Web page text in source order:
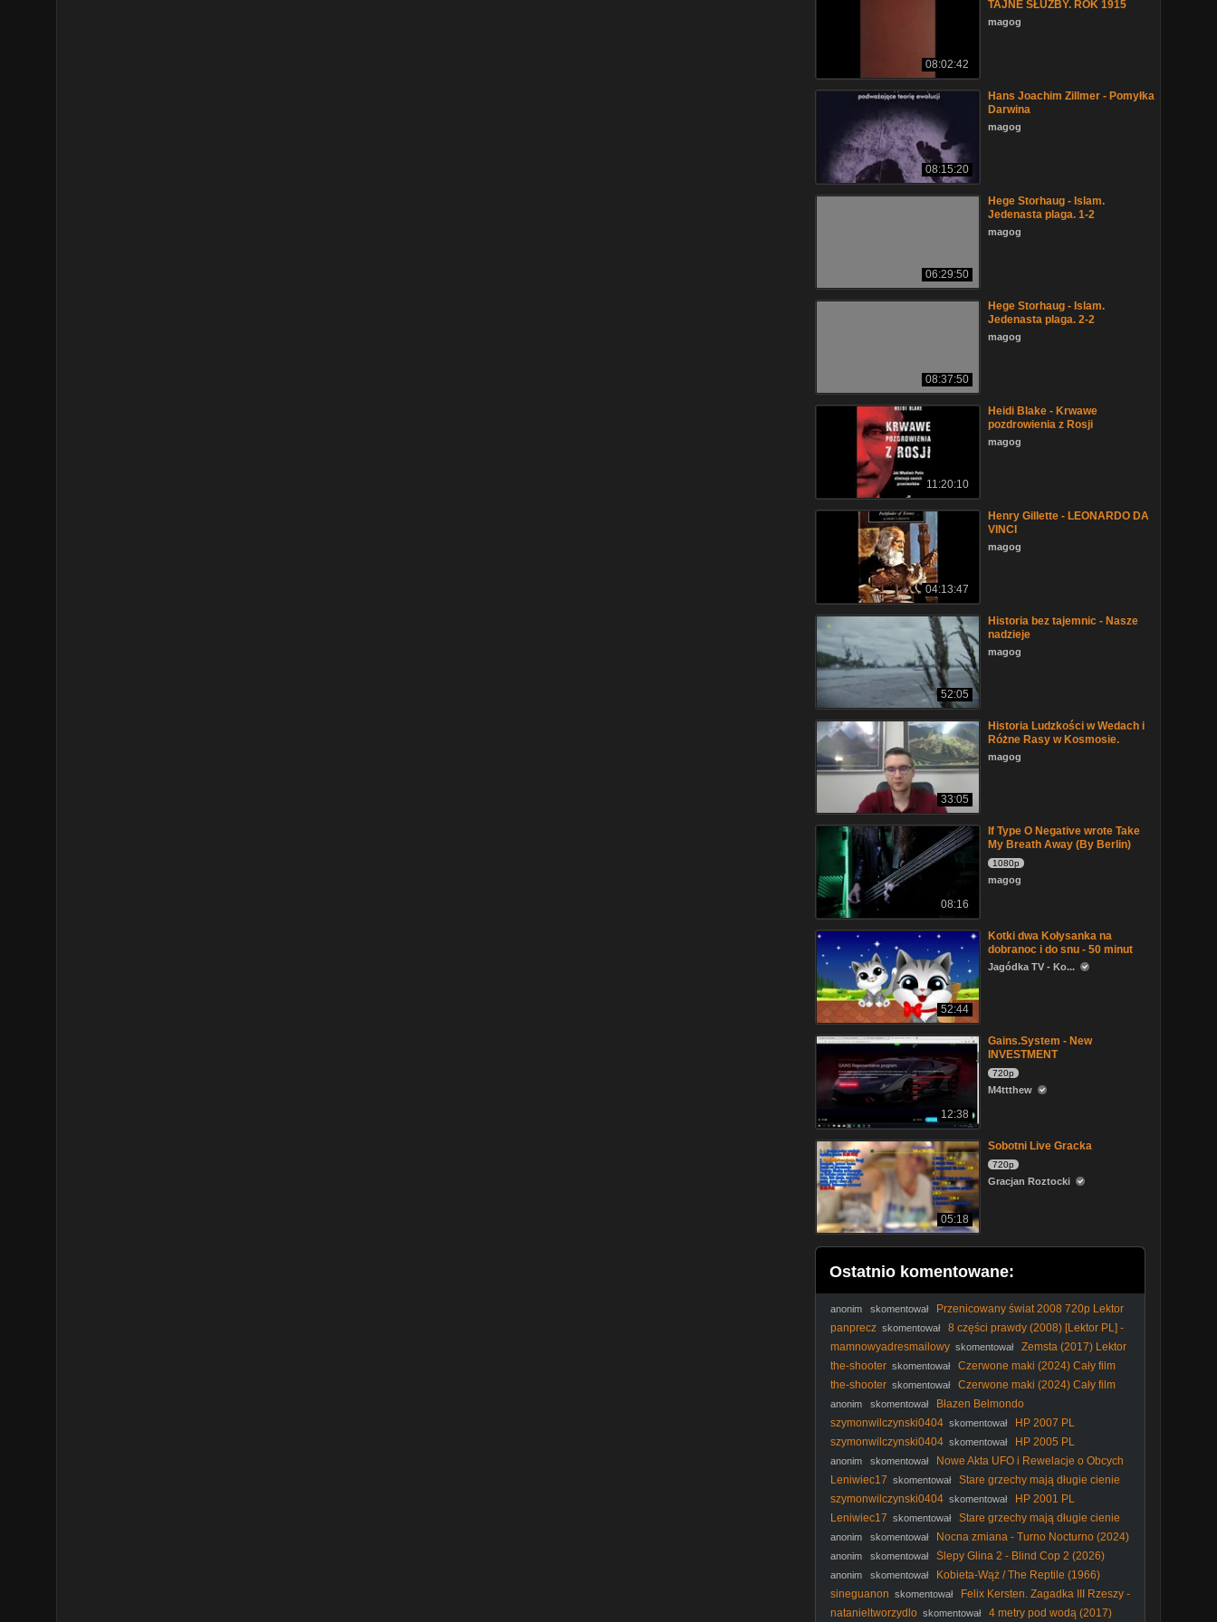
08:02:42
TAJNE SŁUŻBY. ROK 1915
magog
08:15:20
Hans Joachim Zillmer - Pomyłka
Darwina
magog
06:29:50
Hege Storhaug - Islam.
Jedenasta plaga. 1-2
magog
08:37:50
Hege Storhaug - Islam.
Jedenasta plaga. 2-2
magog
11:20:10
Heidi Blake - Krwawe
pozdrowienia z Rosji
magog
04:13:47
Henry Gillette - LEONARDO DA
VINCI
magog
52:05
Historia bez tajemnic - Nasze
nadzieje
magog
33:05
Historia Ludzkości w Wedach i
Różne Rasy w Kosmosie.
magog
08:16
If Type O Negative wrote Take
My Breath Away (By Berlin)
1080p
magog
52:44
Kotki dwa Kołysanka na
dobranoc i do snu - 50 minut
Jagódka TV - Ko...
12:38
Gains.System - New
INVESTMENT
720p
M4ttthew
05:18
Sobotni Live Gracka
720p
Gracjan Roztocki
Ostatnio komentowane:
anonim skomentował
Przenicowany świat 2008 720p Lektor
PL
panprecz skomentował
8 części prawdy (2008) [Lektor PL] -
Vantage Point
mamnowyadresmailowy skomentował
Zemsta (2017) Lektor
PL
the-shooter skomentował
Czerwone maki (2024) Cały film
PL
the-shooter skomentował
Czerwone maki (2024) Cały film
anonim skomentował
Błazen Belmondo
szymonwilczynski0404 skomentował
HP 2007 PL
szymonwilczynski0404 skomentował HP 2005 PL
anonim skomentował
Nowe Akta UFO i Rewelacje o Obcych
Leniwiec17 skomentował
Stare grzechy mają długie cienie
(2014) Lektor PL
szymonwilczynski0404 skomentował
HP 2001 PL
Leniwiec17 skomentował
Stare grzechy mają długie cienie
(2014) Lektor PL
anonim skomentował
Nocna zmiana - Turno Nocturno (2024)
[Lektor PL]
anonim skomentował
Ślepy Glina 2 - Blind Cop 2 (2026)
[ENG]
anonim skomentował
Kobieta-Wąż / The Reptile (1966)
[Lektor PL]
sineguanon skomentował
Felix Kersten. Zagadka III Rzeszy -
The Kersten Case (2025)
natanieltworzydlo skomentował
4 metry pod wodą (2017)